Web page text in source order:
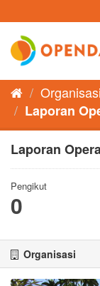
to
content
Organisasi
Laporan
Laporan
Pengikut
0
Organisasi